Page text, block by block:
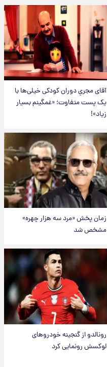
آقای مجریِ دوران کودکی خیلی‌ها با
یک پست متفاوت؛ «غمگینم بسیار
زیاد»!
زمان پخش «مرد سه هزار چهره»
مشخص شد
رونالدو از گنجینه خودروهای
لوکسش رونمایی کرد